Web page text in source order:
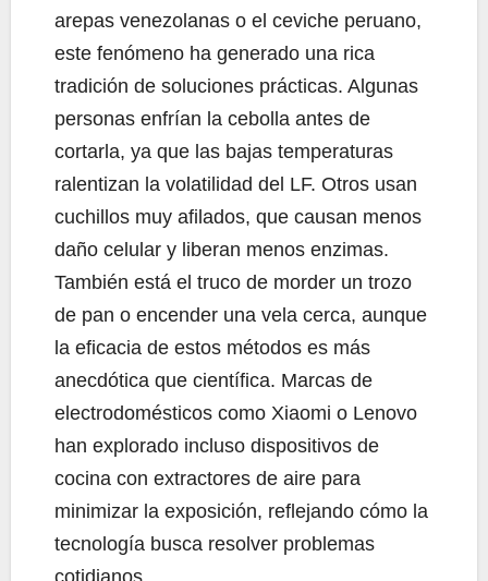
arepas venezolanas o el ceviche peruano,
este fenómeno ha generado una rica
tradición de soluciones prácticas. Algunas
personas enfrían la cebolla antes de
cortarla, ya que las bajas temperaturas
ralentizan la volatilidad del LF. Otros usan
cuchillos muy afilados, que causan menos
daño celular y liberan menos enzimas.
También está el truco de morder un trozo
de pan o encender una vela cerca, aunque
la eficacia de estos métodos es más
anecdótica que científica. Marcas de
electrodomésticos como Xiaomi o Lenovo
han explorado incluso dispositivos de
cocina con extractores de aire para
minimizar la exposición, reflejando cómo la
tecnología busca resolver problemas
cotidianos.